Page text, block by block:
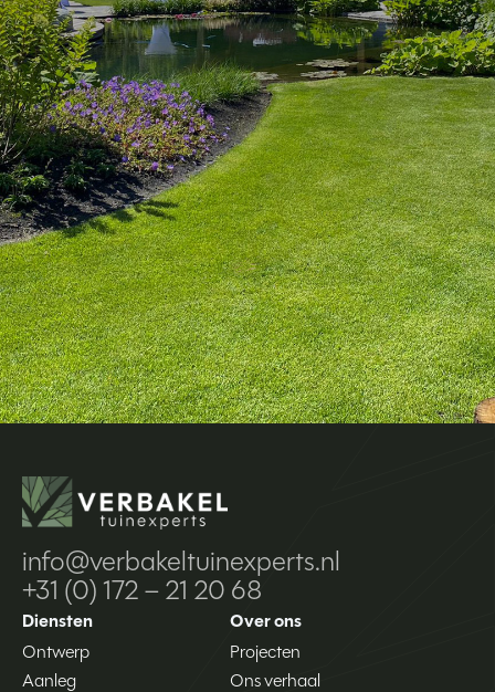
info@verbakeltuinexperts.nl
+31 (0) 172 – 21 20 68
Diensten
Ontwerp
Aanleg
Over ons
Projecten
Ons verhaal